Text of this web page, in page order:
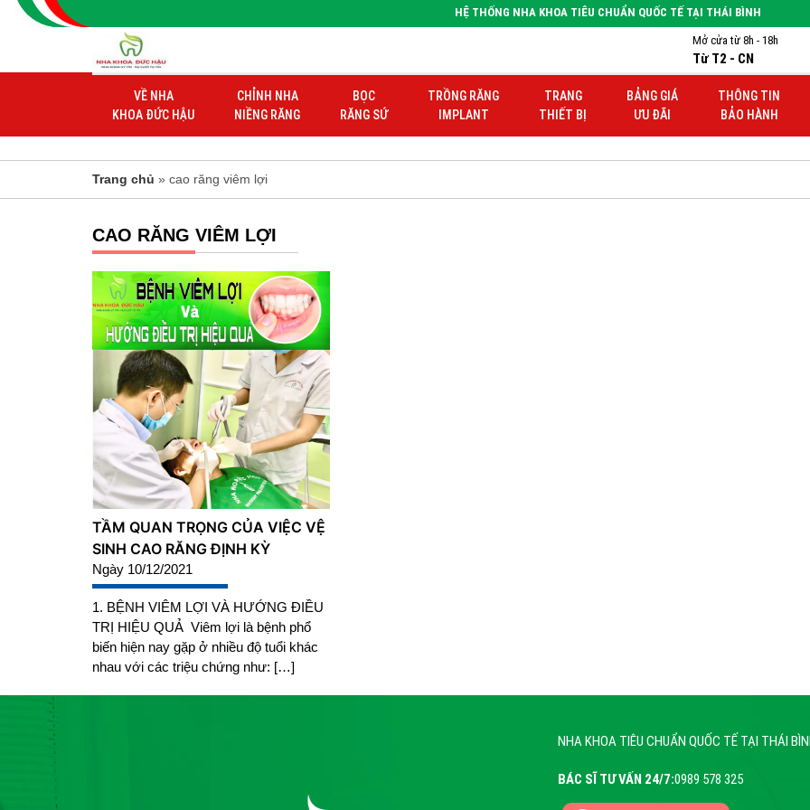
HỆ THỐNG NHA KHOA TIÊU CHUẨN QUỐC TẾ TẠI THÁI BÌNH
Mở cửa từ 8h - 18h
Từ T2 - CN
VỀ NHA
KHOA ĐỨC HẬU
CHỈNH NHA
NIỀNG RĂNG
BỌC
RĂNG SỨ
TRỒNG RĂNG
IMPLANT
TRANG
THIẾT BỊ
BẢNG GIÁ
ƯU ĐÃI
THÔNG TIN
BẢO HÀNH
Trang chủ » cao răng viêm lợi
CAO RĂNG VIÊM LỢI
TẦM QUAN TRỌNG CỦA VIỆC VỆ
SINH CAO RĂNG ĐỊNH KỲ
Ngày 10/12/2021
1. BỆNH VIÊM LỢI VÀ HƯỚNG ĐIỀU
TRỊ HIỆU QUẢ Viêm lợi là bệnh phổ
biến hiện nay gặp ở nhiều độ tuổi khác
nhau với các triệu chứng như: […]
NHA KHOA TIÊU CHUẨN QUỐC TẾ TẠI THÁI
BÁC SĨ TƯ VẤN 24/7:0989 578 325